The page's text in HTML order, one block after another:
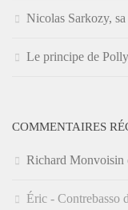
Nicolas Sarkozy,
Le principe de
COMMENTAIRES
Richard Monvoisin
Éric - Contrebasso